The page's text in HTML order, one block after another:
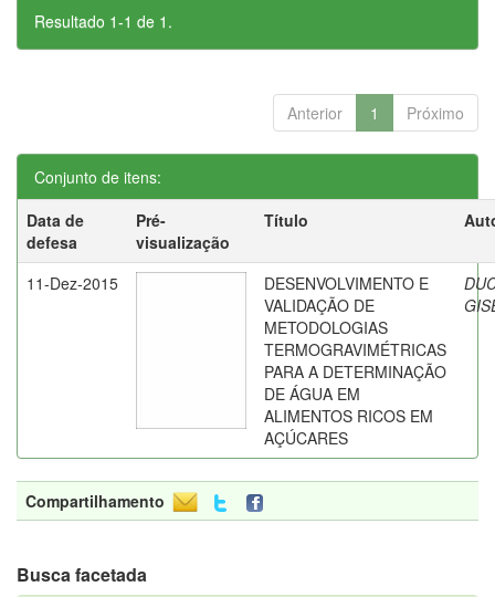
Resultado 1-1 de 1.
Anterior 1 Próximo
Conjunto de itens:
Data de
defesa
Pré-
visualização
Título
11-Dez-2015
DESENVOLVIMENTO E
VALIDAÇÃO DE
METODOLOGIAS
TERMOGRAVIMÉTRICAS
PARA A DETERMINAÇÃO
DE ÁGUA EM
ALIMENTOS RICOS EM
AÇÚCARES
Compartilhamento
Busca facetada